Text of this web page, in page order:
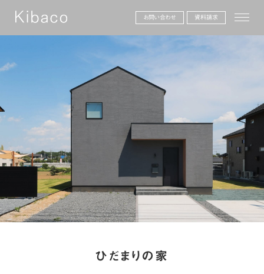
toggle
お問い合わせ 資料請求
ひだまりの家